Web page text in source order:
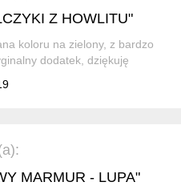
Z HOWLITU"
koloru na zielony, z bardzo
dodatek, dziękuję
MARMUR - LUPA"